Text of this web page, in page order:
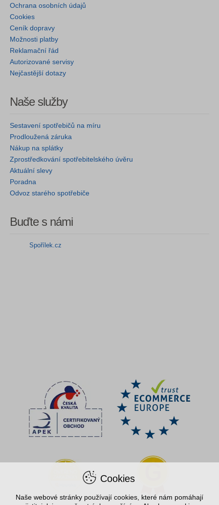
Ochrana osobních údajů
Cookies
Ceník dopravy
Možnosti platby
Reklamační řád
Autorizované servisy
Nejčastější dotazy
Naše služby
Sestavení spotřebičů na míru
Prodloužená záruka
Nákup na splátky
Zprostředkování spotřebitelského úvěru
Aktuální slevy
Poradna
Odvoz starého spotřebiče
Buďte s námi
Spořílek.cz
Cookies
Naše webové stránky používají cookies, které nám pomáhají